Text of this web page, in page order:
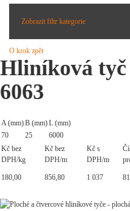
Zobrazit filtr kategorie
O krok zpět
Hliníková tyč
6063
A (mm)B (mm)L (mm)
70
25
6000
Kč bez
DPH/kg
Kč bez
DPH/m
Kč s
DPH/m
180,00 856,80 1 037